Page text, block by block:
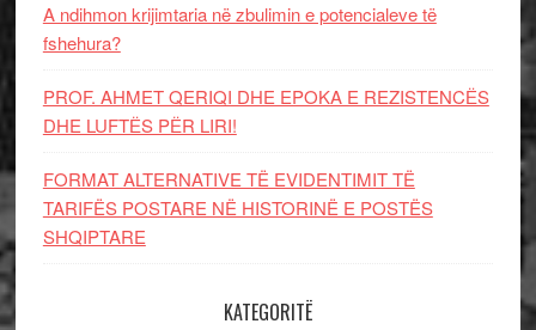
A ndihmon krijimtaria në zbulimin e potencialeve të
fshehura?
PROF. AHMET QERIQI DHE EPOKA E REZISTENCЁS
DHE LUFTЁS PЁR LIRI!
FORMAT ALTERNATIVE TË EVIDENTIMIT TË
TARIFËS POSTARE NË HISTORINË E POSTËS
SHQIPTARE
KATEGORITË